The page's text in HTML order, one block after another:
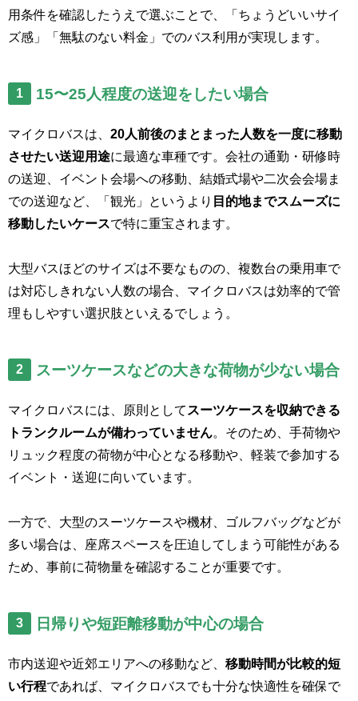
用条件を確認したうえで選ぶことで、「ちょうどいいサイ
ズ感」「無駄のない料金」でのバス利用が実現します。
1 15〜25人程度の送迎をしたい場合
マイクロバスは、 20人前後のまとまった人数を一度に移動
させたい送迎用途に最適な車種です。会社の通勤・研修時
の送迎、イベント会場への移動、結婚式場や二次会会場ま
での送迎など、「観光」というより 目的地までスムーズに
移動したいケースで特に重宝されます。
大型バスほどのサイズは不要なものの、複数台の乗用車で
は対応しきれない人数の場合、マイクロバスは効率的で管
理もしやすい選択肢といえるでしょう。
2 スーツケースなどの大きな荷物が少ない場合
マイクロバスには、原則として スーツケースを収納できる
トランクルームが備わっていません。そのため、手荷物や
リュック程度の荷物が中心となる移動や、軽装で参加する
イベント・送迎に向いています。
一方で、大型のスーツケースや機材、ゴルフバッグなどが
多い場合は、座席スペースを圧迫してしまう可能性がある
ため、事前に荷物量を確認することが重要です。
3 日帰りや短距離移動が中心の場合
市内送迎や近郊エリアへの移動など、 移動時間が比較的短
い行程であれば、マイクロバスでも十分な快適性を確保で